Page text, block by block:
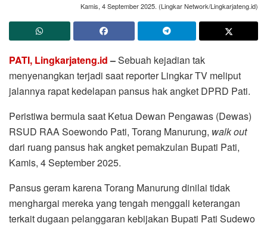
Kamis, 4 September 2025. (Lingkar Network/Lingkarjateng.id)
PATI, Lingkarjateng.id–Sebuah kejadian tak
menyenangkan terjadi saat reporter Lingkar TV meliput
jalannya rapat kedelapan pansus hak angket DPRD Pati.
Peristiwa bermula saat Ketua Dewan Pengawas (Dewas)
RSUD RAA Soewondo Pati, Torang Manurung, walk out
dari ruang pansus hak angket pemakzulan Bupati Pati,
Kamis, 4 September 2025.
Pansus geram karena Torang Manurung dinilai tidak
menghargai mereka yang tengah menggali keterangan
terkait dugaan pelanggaran kebijakan Bupati Pati Sudewo